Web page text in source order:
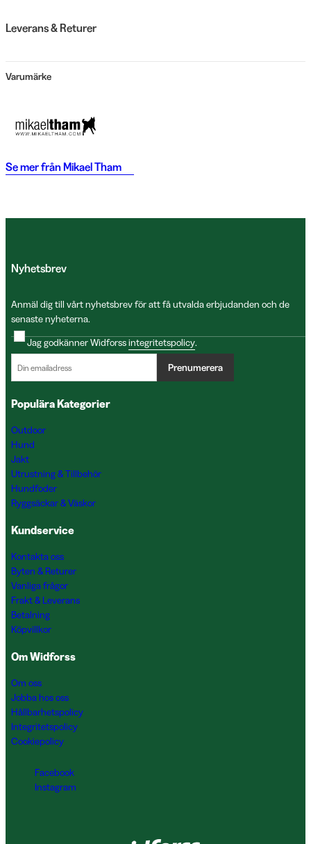
Leverans & Returer
Varumärke
Se mer från Mikael Tham
Nyhetsbrev
Anmäl dig till vårt nyhetsbrev för att få utvalda erbjudanden och de
senaste nyheterna.
Jag godkänner Widforssintegritetspolicy.
Prenumerera
Populära Kategorier
Outdoor
Hund
Jakt
Utrustning & Tillbehör
Hundfoder
Ryggsäckar & Väskor
Kundservice
Kontakta oss
Byten & Returer
Vanliga frågor
Frakt & Leverans
Betalning
Köpvillkor
Om Widforss
Om oss
Jobba hos oss
Hållbarhetspolicy
Integritetspolicy
Cookiepolicy
Facebook
Instagram